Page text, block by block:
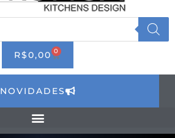
R$0,00 0 CART
NOVIDADES